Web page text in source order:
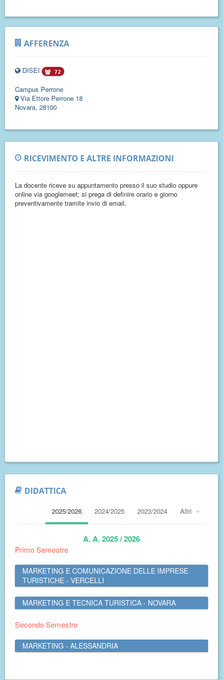
AFFERENZA
DISEI 72
Campus Perrone
Via Ettore Perrone 18
Novara, 28100
RICEVIMENTO E ALTRE INFORMAZIONI
La docente riceve su appuntamento presso il suo studio oppure
online via googlemeet; si prega di definire orario e giorno
preventivamente tramite invio di email.
DIDATTICA
2025/2026 2024/2025 2023/2024 Altri
A. A. 2025 / 2026
Primo Semestre
MARKETING E COMUNICAZIONE DELLE IMPRESE
TURISTICHE - VERCELLI
MARKETING E TECNICA TURISTICA - NOVARA
Secondo Semestre
MARKETING - ALESSANDRIA